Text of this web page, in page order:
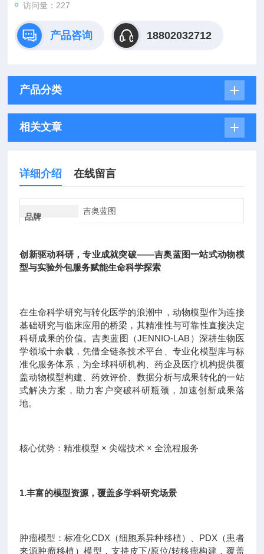
访问量：227
产品咨询 18802032712
产品分类
相关文章
详细介绍 在线留言
品牌
吉奥蓝图
创新驱动科研，专业成就突破——吉奥蓝图一站式动物模
型与实验外包服务赋能生命科学探索
在生命科学研究与转化医学的浪潮中，动物模型作为连接
基础研究与临床应用的桥梁，其精准性与可靠性直接决定
科研成果的价值。吉奥蓝图（JENNIO-LAB）深耕生物医
学领域十余载，凭借全链条技术平台、专业化模型库与标
准化服务体系，为全球科研机构、药企及医疗机构提供覆
盖动物模型构建、药效评价、数据分析与成果转化的一站
式解决方案，助力客户突破科研瓶颈，加速创新成果落
地。
核心优势：精准模型 × 尖端技术 × 全流程服务
1.丰富的模型资源，覆盖多学科研究场景
肿瘤模型：标准化CDX（细胞系异种移植）、PDX（患者
来源肿瘤移植）模型，支持皮下/原位/转移瘤构建，覆盖